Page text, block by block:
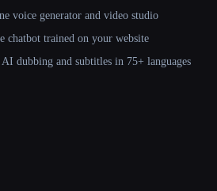
voice generator and video studio
chatbot trained on your website
dubbing and subtitles in 75+ languages